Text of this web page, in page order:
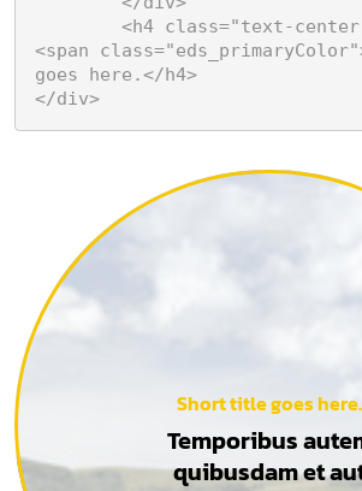
<span
goes here.</h4>
</div>
Short title goes here.
Temporibus
quibusdam et